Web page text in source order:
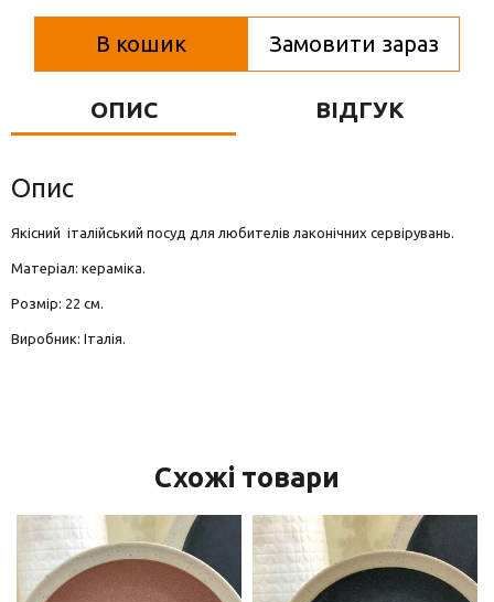
Вази для квітів
В кошик Замовити зараз
ОПИС ВІДГУК
Опис
Якісний італійський посуд для любителів лаконічних сервірувань.
Матеріал: кераміка.
Розмір: 22 см.
Виробник: Італія.
Схожі товари